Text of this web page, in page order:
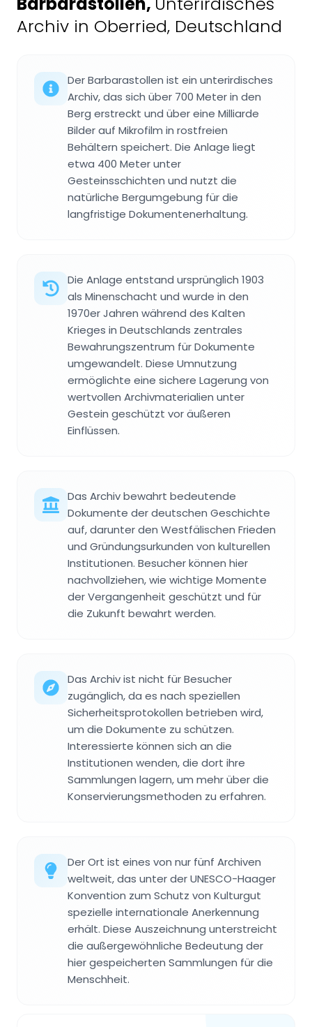
Archiv in Oberried, Deutschland
Der Barbarastollen ist ein unterirdisches
Archiv, das sich über 700 Meter in den
Berg erstreckt und über eine Milliarde
Bilder auf Mikrofilm in rostfreien
Behältern speichert. Die Anlage liegt
etwa 400 Meter unter
Gesteinsschichten und nutzt die
natürliche Bergumgebung für die
langfristige Dokumentenerhaltung.
Die Anlage entstand ursprünglich 1903
als Minenschacht und wurde in den
1970er Jahren während des Kalten
Krieges in Deutschlands zentrales
Bewahrungszentrum für Dokumente
umgewandelt. Diese Umnutzung
ermöglichte eine sichere Lagerung von
wertvollen Archivmaterialien unter
Gestein geschützt vor äußeren
Einflüssen.
Das Archiv bewahrt bedeutende
Dokumente der deutschen Geschichte
auf, darunter den Westfälischen Frieden
und Gründungsurkunden von kulturellen
Institutionen. Besucher können hier
nachvollziehen, wie wichtige Momente
der Vergangenheit geschützt und für
die Zukunft bewahrt werden.
Das Archiv ist nicht für Besucher
zugänglich, da es nach speziellen
Sicherheitsprotokollen betrieben wird,
um die Dokumente zu schützen.
Interessierte können sich an die
Institutionen wenden, die dort ihre
Sammlungen lagern, um mehr über die
Konservierungsmethoden zu erfahren.
Der Ort ist eines von nur fünf Archiven
weltweit, das unter der UNESCO-Haager
Konvention zum Schutz von Kulturgut
spezielle internationale Anerkennung
erhält. Diese Auszeichnung unterstreicht
die außergewöhnliche Bedeutung der
hier gespeicherten Sammlungen für die
Menschheit.